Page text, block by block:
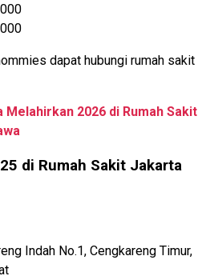
dapat hubungi rumah sakit
Melahirkan 2026 di Rumah Sakit
di Rumah Sakit Jakarta
Indah No.1, Cengkareng Timur,